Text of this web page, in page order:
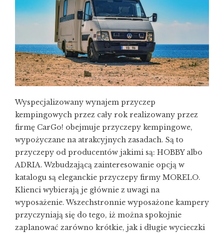
Wyspecjalizowany wynajem przyczep
kempingowych przez cały rok realizowany przez
firmę CarGo! obejmuje przyczepy kempingowe,
wypożyczane na atrakcyjnych zasadach. Są to
przyczepy od producentów jakimi są: HOBBY albo
ADRIA. Wzbudzającą zainteresowanie opcją w
katalogu są eleganckie przyczepy firmy MORELO.
Klienci wybierają je głównie z uwagi na
wyposażenie. Wszechstronnie wyposażone kampery
przyczyniają się do tego, iż można spokojnie
zaplanować zarówno krótkie, jak i długie wycieczki